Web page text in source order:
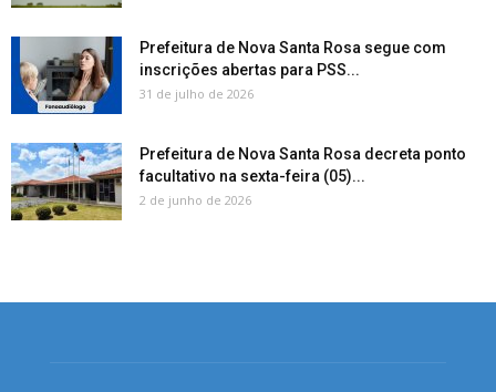
Prefeitura de Nova Santa Rosa segue com
inscrições abertas para PSS...
31 de julho de 2026
Prefeitura de Nova Santa Rosa decreta ponto
facultativo na sexta-feira (05)...
2 de junho de 2026